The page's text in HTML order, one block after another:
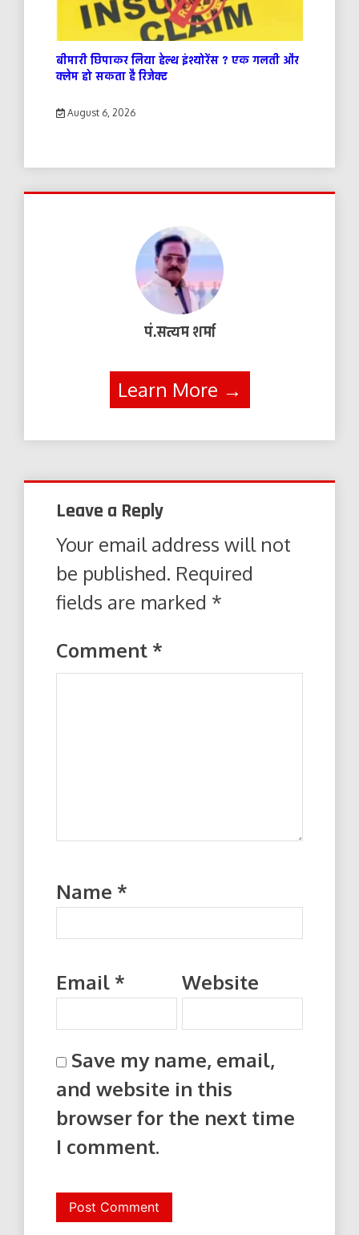
बीमारी छिपाकर लिया हेल्थ इंश्योरेंस ? एक गलती और
क्लेम हो सकता है रिजेक्ट
August 6, 2026
पं.सत्यम शर्मा
Learn More →
Leave a Reply
Your email address will not
be published. Required
fields are marked *
Comment *
Name *
Email * Website
Save my name, email,
and website in this
browser for the next time
I comment.